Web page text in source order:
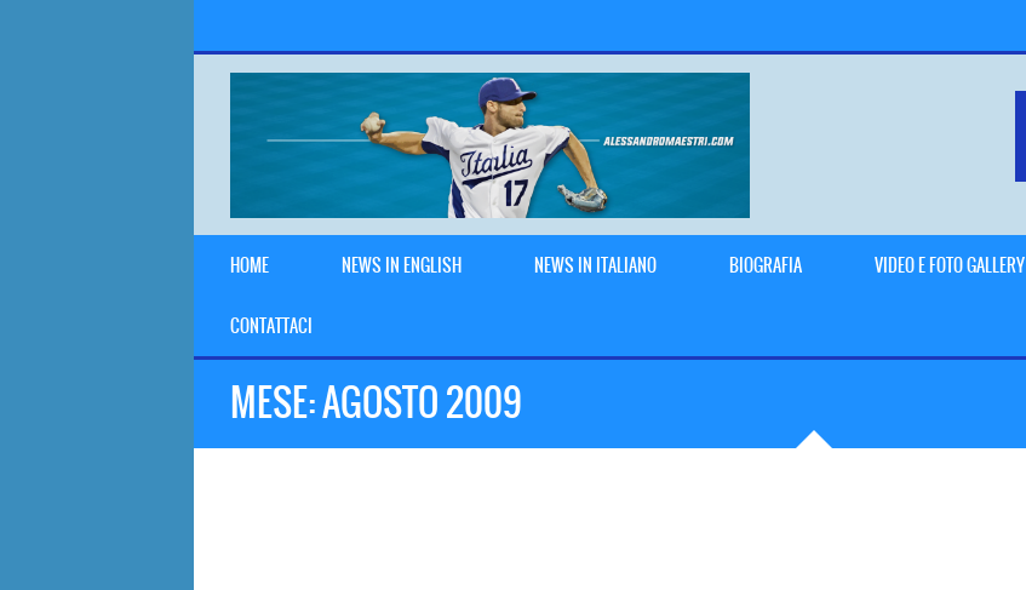
HOME NEWS IN ENGLISH NEWS IN ITALIANO BIOGRAFIA VIDEO E FOTO GALLERY
CONTATTACI
MESE:AGOSTO 2009